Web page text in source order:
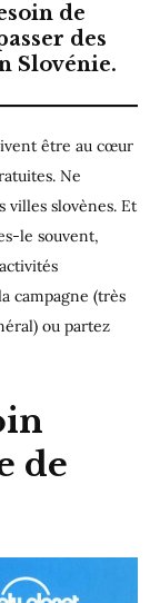
de
des
Slovénie.
être au cœur
Ne
villes slovènes. Et
le souvent,
campagne (très
ou partez
de